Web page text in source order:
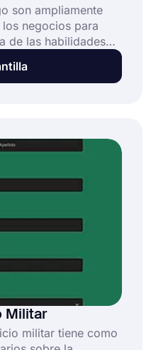
son ampliamente
negocios para
de las habilidades
realizar una
y empleados a
Militar
militar tiene como